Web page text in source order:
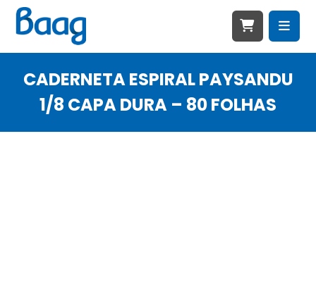
CADERNETA ESPIRAL PAYSANDU
1/8 CAPA DURA – 80 FOLHAS